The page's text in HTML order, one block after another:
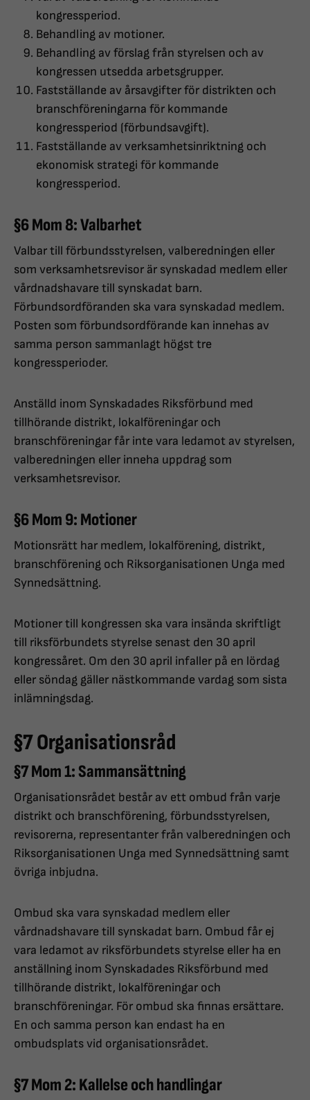
kongressperiod.
Behandling av motioner.
Behandling av förslag från styrelsen och av
kongressen utsedda arbetsgrupper.
Fastställande av årsavgifter för distrikten och
branschföreningarna för kommande
kongressperiod (förbundsavgift).
Fastställande av verksamhetsinriktning och
ekonomisk strategi för kommande
kongressperiod.
§6 Mom 8: Valbarhet
Valbar till förbundsstyrelsen, valberedningen eller
som verksamhetsrevisor är synskadad medlem eller
vårdnadshavare till synskadat barn.
Förbundsordföranden ska vara synskadad medlem.
Posten som förbundsordförande kan innehas av
samma person sammanlagt högst tre
kongressperioder.
Anställd inom Synskadades Riksförbund med
tillhörande distrikt, lokalföreningar och
branschföreningar får inte vara ledamot av styrelsen,
valberedningen eller inneha uppdrag som
verksamhetsrevisor.
§6 Mom 9: Motioner
Motionsrätt har medlem, lokalförening, distrikt,
branschförening och Riksorganisationen Unga med
Synnedsättning.
Motioner till kongressen ska vara insända skriftligt
till riksförbundets styrelse senast den 30 april
kongressåret. Om den 30 april infaller på en lördag
eller söndag gäller nästkommande vardag som sista
inlämningsdag.
§7 Organisationsråd
§7 Mom 1: Sammansättning
Organisationsrådet består av ett ombud från varje
distrikt och branschförening, förbundsstyrelsen,
revisorerna, representanter från valberedningen och
Riksorganisationen Unga med Synnedsättning samt
övriga inbjudna.
Ombud ska vara synskadad medlem eller
vårdnadshavare till synskadat barn. Ombud får ej
vara ledamot av riksförbundets styrelse eller ha en
anställning inom Synskadades Riksförbund med
tillhörande distrikt, lokalföreningar och
branschföreningar. För ombud ska finnas ersättare.
En och samma person kan endast ha en
ombudsplats vid organisationsrådet.
§7 Mom 2: Kallelse och handlingar